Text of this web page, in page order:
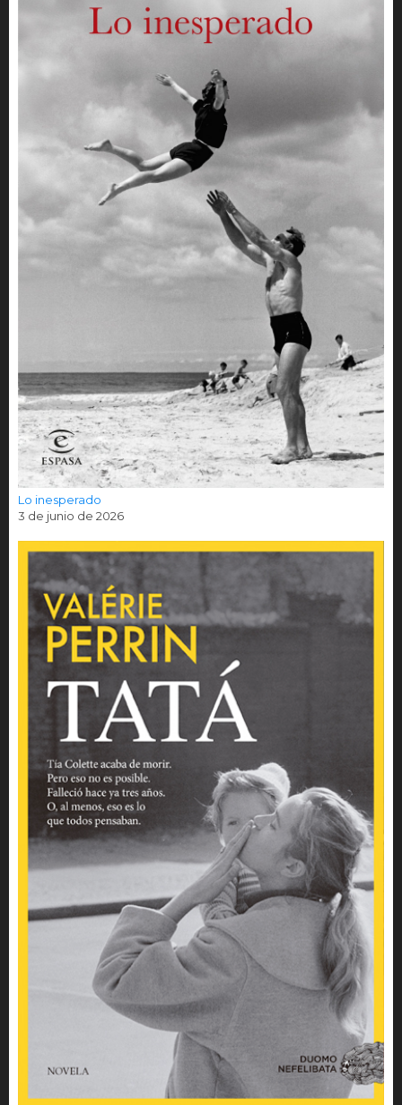
Lo inesperado
3 de junio de 2026